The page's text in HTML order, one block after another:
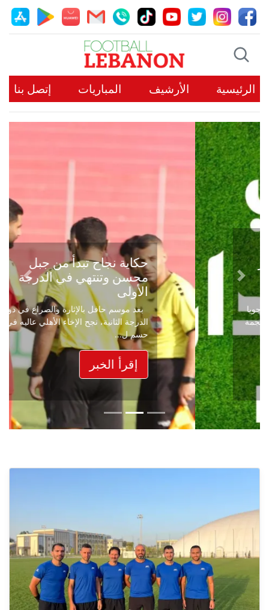
الرئيسية الأرشيف المباريات إتصل بنا
حكاية نجاح تبدأ من جبل
محسن وتنتهي في الدرجة
الأولى
بعد موسم حافل بالإثارة والصراع في دوري
الدرجة الثانية، نجح الإخاء الأهلي عاليه في
حسم ل...
إقرأ الخبر
Previous
Next